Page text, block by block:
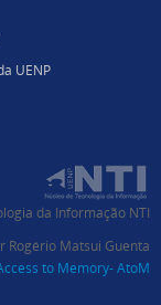
UENP
da Informação NTI
Rogério Matsui Guenta
to Memory- AtoM